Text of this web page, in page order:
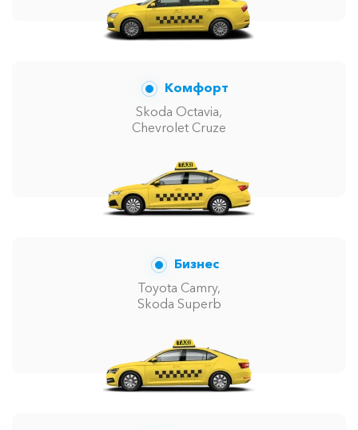
Комфорт
Skoda Octavia,
Chevrolet Cruze
Бизнес
Toyota Camry,
Skoda Superb